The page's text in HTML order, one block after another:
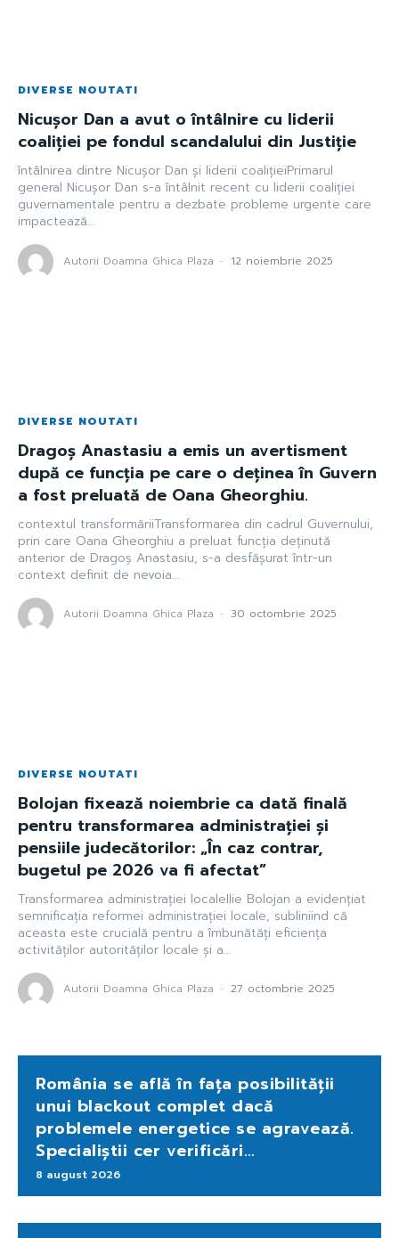
DIVERSE NOUTATI
Nicușor Dan a avut o întâlnire cu liderii
coaliției pe fondul scandalului din Justiție
întâlnirea dintre Nicușor Dan și liderii coalițieiPrimarul
general Nicușor Dan s-a întâlnit recent cu liderii coaliției
guvernamentale pentru a dezbate probleme urgente care
impactează...
Autorii Doamna Ghica Plaza - 12 noiembrie 2025
DIVERSE NOUTATI
Dragoș Anastasiu a emis un avertisment
după ce funcția pe care o deținea în Guvern
a fost preluată de Oana Gheorghiu.
contextul transformăriiTransformarea din cadrul Guvernului,
prin care Oana Gheorghiu a preluat funcția deținută
anterior de Dragoș Anastasiu, s-a desfășurat într-un
context definit de nevoia...
Autorii Doamna Ghica Plaza - 30 octombrie 2025
DIVERSE NOUTATI
Bolojan fixează noiembrie ca dată finală
pentru transformarea administrației și
pensiile judecătorilor: „În caz contrar,
bugetul pe 2026 va fi afectat”
Transformarea administrației localeIlie Bolojan a evidențiat
semnificația reformei administrației locale, subliniind că
aceasta este crucială pentru a îmbunătăți eficiența
activităților autorităților locale și a...
Autorii Doamna Ghica Plaza - 27 octombrie 2025
România se află în fața posibilității
unui blackout complet dacă
problemele energetice se agravează.
Specialiștii cer verificări…
8 august 2026